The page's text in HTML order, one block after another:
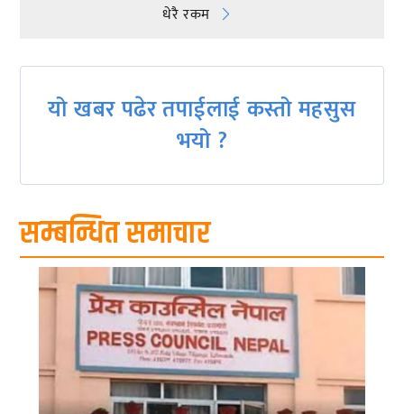
navigation
धेरै रकम
यो खबर पढेर तपाईलाई कस्तो महसुस
भयो ?
सम्बन्धित समाचार